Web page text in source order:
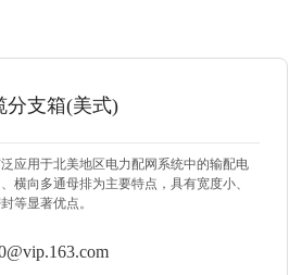
分支箱(美式)
应用于北美地区电力配网系统中的输配电
横向多通母排为主要特点，具有宽度小、
等显著优点。